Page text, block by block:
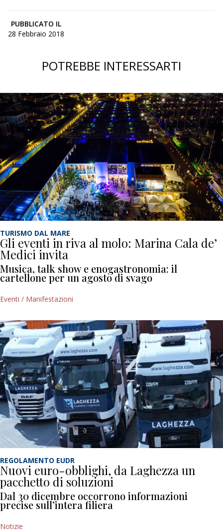
PUBBLICATO IL
28 Febbraio 2018
POTREBBE INTERESSARTI
TURISMO DAL MARE
Gli eventi in riva al molo: Marina Cala de’
Medici invita
Musica, talk show e enogastronomia: il
cartellone per un agosto di svago
Eventi / Manifestazioni
REGOLAMENTO EUDR
Nuovi euro-obblighi, da Laghezza un
pacchetto di soluzioni
Dal 30 dicembre occorrono informazioni
precise sull’intera filiera
Notizie